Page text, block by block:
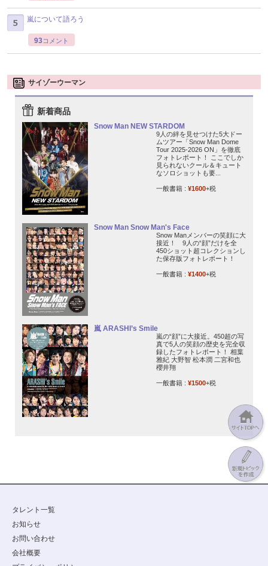
嵐について語ろう
93コメント
サイゾーウーマン
新着商品
Snow Man NEW STARDOM
9人の絆を見せつけた5大ドー
ムツアー「Snow Man Dome
Tour 2025-2026 ON」を徹底
フォトレポート！ ここでしか
見られないクール＆キュート
なソロショットも要...
一般書籍 : ¥1600+税
Snow Man Snow Man's Face
Snow Manメンバーの笑顔に大
接近！ 9人の“顔”だけを全
450ショット超コレクションし
た保存版フォトレポート！
一般書籍 : ¥1400+税
嵐 ARASHI’s Smile
嵐の“顔”に大接近。450超の写
真で5人の笑顔の歴史を完全収
録したフォトレポート！ 相葉
雅紀 大野智 松本潤 二宮和也
櫻井翔
一般書籍 : ¥1500+税
タレント一覧
お知らせ
お問い合わせ
会社概要